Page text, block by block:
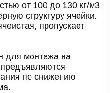
от 100 до 130 кг/м3
структуру ячейки.
пропускает
для монтажа на
по снижению